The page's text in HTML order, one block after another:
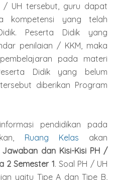
/ UH tersebut, guru dapat
kompetensi yang telah
Peserta Didik yang
penilaian / KKM, maka
pada materi
Didik yang belum
diberikan Program
pendidikan pada
Ruang Kelas akan
Jawaban dan Kisi-Kisi PH /
2 Semester 1. Soal PH / UH
yaitu Tipe A dan Tipe B,